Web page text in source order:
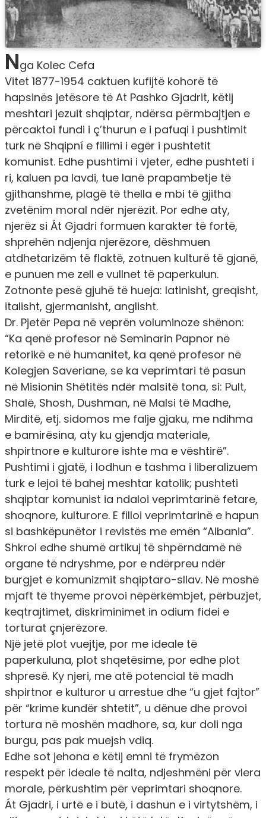
Nga Kolec Cefa
Vitet 1877-1954 caktuen kufijtë kohorë të
hapsinës jetësore të At Pashko Gjadrit, këtij
meshtari jezuit shqiptar, ndërsa përmbajtjen e
përcaktoi fundi i ç’thurun e i pafuqi i pushtimit
turk në Shqipní e fillimi i egër i pushtetit
komunist. Edhe pushtimi i vjeter, edhe pushteti i
ri, kaluen pa lavdi, tue lanë prapambetje të
gjithanshme, plagë të thella e mbi të gjitha
zvetënim moral ndër njerëzit. Por edhe aty,
njerëz si Át Gjadri formuen karakter të fortë,
shprehën ndjenja njerëzore, dëshmuen
atdhetarizëm të flaktë, zotnuen kulturë të gjanë,
e punuen me zell e vullnet të paperkulun.
Zotnonte pesë gjuhë të hueja: latinisht, greqisht,
italisht, gjermanisht, anglisht.
Dr. Pjetër Pepa në veprën voluminoze shënon:
“Ka qenë profesor në Seminarin Papnor në
retorikë e në humanitet, ka qenë profesor në
Kolegjen Saveriane, se ka veprimtari të pasun
në Misionin Shëtitës ndër malsitë tona, si: Pult,
Shalë, Shosh, Dushman, në Malsi të Madhe,
Mirditë, etj. sidomos me falje gjaku, me ndihma
e bamirësina, aty ku gjendja materiale,
shpirtnore e kulturore ishte ma e vështirë”.
Pushtimi i gjatë, i lodhun e tashma i liberalizuem
turk e lejoi të bahej meshtar katolik; pushteti
shqiptar komunist ia ndaloi veprimtarinë fetare,
shoqnore, kulturore. E filloi veprimtarinë e hapun
si bashkëpunëtor i revistës me emën “Albania”.
Shkroi edhe shumë artikuj të shpërndamë në
organe të ndryshme, por e ndërpreu ndër
burgjet e komunizmit shqiptaro-sllav. Në moshë
mjaft të thyeme provoi nëpërkëmbjet, përbuzjet,
keqtrajtimet, diskriminimet in odium fidei e
torturat çnjerëzore.
Një jetë plot vuejtje, por me ideale të
paperkuluna, plot shqetësime, por edhe plot
shpresë. Ky njeri, me atë potencial të madh
shpirtnor e kulturor u arrestue dhe “u gjet fajtor”
për “krime kundër shtetit”, u dënue dhe provoi
tortura në moshën madhore, sa, kur doli nga
burgu, pas pak muejsh vdiq.
Edhe sot jehona e këtij emni të frymëzon
respekt për ideale të nalta, ndjeshmëni për vlera
morale, përkushtim për veprimtari shoqnore.
Át Gjadri, i urtë e i butë, i dashun e i virtytshëm, i